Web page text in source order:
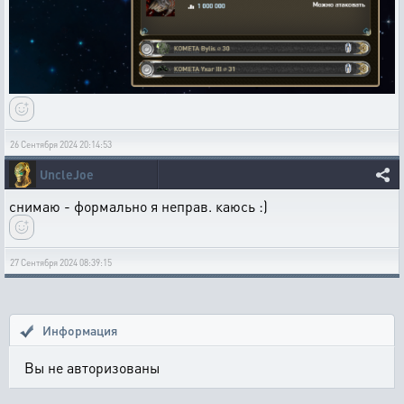
26 Сентября 2024 20:14:53
UncleJoe
снимаю - формально я неправ. каюсь :)
27 Сентября 2024 08:39:15
Информация
Вы не авторизованы